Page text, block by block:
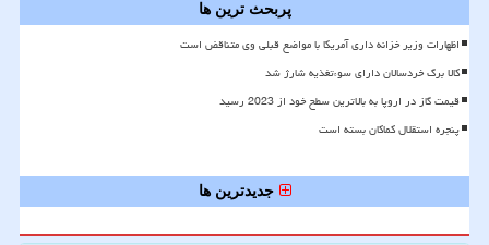
پربحث ترین ها
اظهارات وزیر خزانه داری آمریکا با مواضع قبلی وی متناقض است
کالا برگ خردسالان دارای سوءتغذیه شارژ شد
قیمت گاز در اروپا به بالاترین سطح خود از 2023 رسید
پنجره استقلال کماکان بسته است
جدیدترین ها